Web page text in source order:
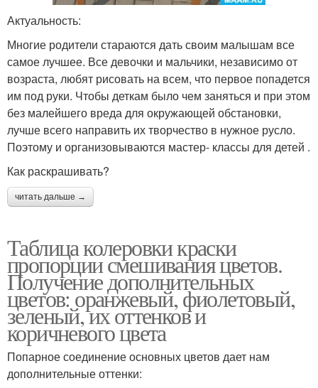
Актуальность:
Многие родители стараются дать своим малышам все
самое лучшее. Все девочки и мальчики, независимо от
возраста, любят рисовать на всем, что первое попадется
им под руки. Чтобы деткам было чем заняться и при этом
без малейшего вреда для окружающей обстановки,
лучше всего направить их творчество в нужное русло.
Поэтому и организовываются мастер- классы для детей .
Как раскрашивать?
читать дальше →
Таблица колеровки краски
пропорции смешивания цветов.
Получение дополнительных
цветов: оранжевый, фиолетовый,
зеленый, их оттенков и
коричневого цвета
Попарное соединение основных цветов дает нам
дополнительные оттенки: